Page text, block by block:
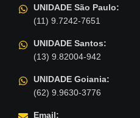
UNIDADE São Paulo:
(11) 9.7242-7651
UNIDADE Santos:
(13) 9.82004-942
UNIDADE Goiania:
(62) 9.9630-3776
Email: